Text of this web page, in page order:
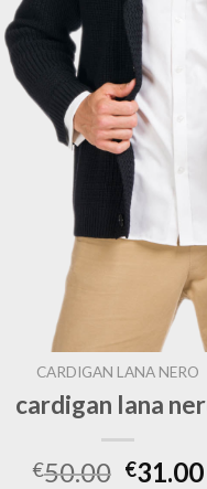
CARDIGAN LANA NERO
cardigan lana
€50.00 €31.00